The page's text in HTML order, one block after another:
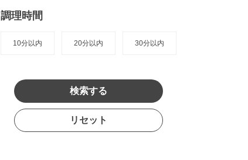
調理時間
10分以内 20分以内 30分以内
検索する
リセット